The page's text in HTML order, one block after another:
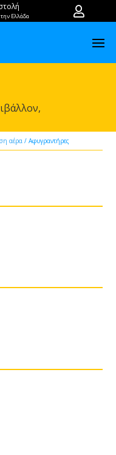
Ελλάδα 
αέρα / Αφυγραντήρες